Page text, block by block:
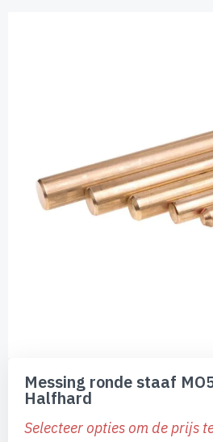
naar
begin
Messing ronde staaf
Halfhard
Selecteer opties om de prijs